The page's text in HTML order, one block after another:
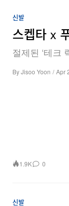
신발
스켑타 x
절제된 ‘테크
ByJisoo Yoon / Apr
1.9K 0
신발